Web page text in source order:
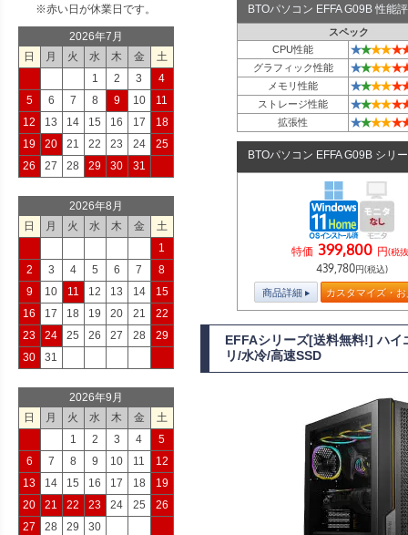
BTOパソコン EFFA G09B 性能
スペック
CPU性能
★★★★★
グラフィック性能 ★★★★★
メモリ性能 ★★★★★
ストレージ性能 ★★★★★
拡張性 ★★★★★
BTOパソコン EFFA G09B シリ
特価 399,800 円(税
439,780円(税込)
商品詳細 カスタマイズ・
EFFAシリーズ[送料無料!] ハ
リ/水冷/高速SSD
※赤い日が休業日です。
2026年7月
日
月 火 水 木 金
土
1
2 3
4
5
6 7 8 9 10
11
12
13 14 15 16 17
18
19
20 21 22 23 24
25
26
27 28 29 30 31
2026年8月
日
月 火 水 木 金
土
1
2
3 4 5 6 7
8
9
10 11 12 13 14
15
16
17 18 19 20 21
22
23
24 25 26 27 28
29
30
31
2026年9月
日
月 火 水 木 金
土
1
2 3 4
5
6
7 8 9 10 11
12
13
14 15 16 17 18
19
20
21 22 23 24 25
26
27
28 29 30